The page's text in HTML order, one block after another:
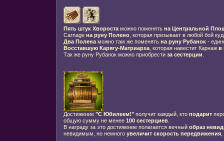
Пять штук Хворостаможно поменять на Центральной
Carnage на руну Полено, которая призывает в любой бой
Два Поленаможно там же поменять на руну Рубанок-
Восставшую Карягу-Матриарха, которая навестит Карнаж в
Так же руну Рубанок можно приобрестиза сестерции
Достижение "С Юбилеем!"получит каждый, кто подарит
общую сумму не менее 100 сестерциев.
В награду за это достижение полагается вечный образ
невидимым, но немного увеличит скорость передвижения,